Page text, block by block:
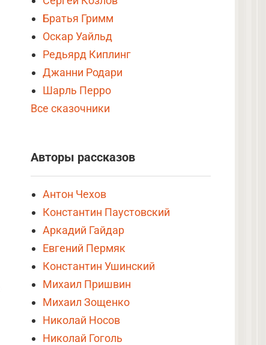
Братья Гримм
Оскар Уайльд
Редьярд Киплинг
Джанни Родари
Шарль Перро
Все сказочники
Авторы рассказов
Антон Чехов
Константин Паустовский
Аркадий Гайдар
Евгений Пермяк
Константин Ушинский
Михаил Пришвин
Михаил Зощенко
Николай Носов
Николай Гоголь